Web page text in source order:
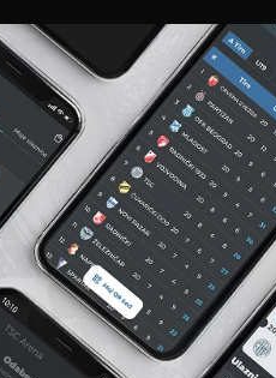
TÁMOGATÓK NEWS GALÉRIA „A”
A